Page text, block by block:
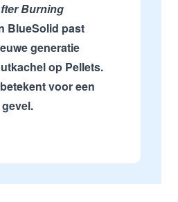
Burning
BlueSolid past
generatie
op Pellets.
voor een